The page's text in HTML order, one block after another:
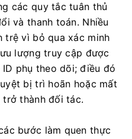
các quy tắc tuân thủ
và thanh toán. Nhiều
trệ vì bỏ qua xác minh
lượng truy cập được
phụ theo dõi; điều đó
bị trì hoãn hoặc mất
thành đối tác.
bước làm quen thực